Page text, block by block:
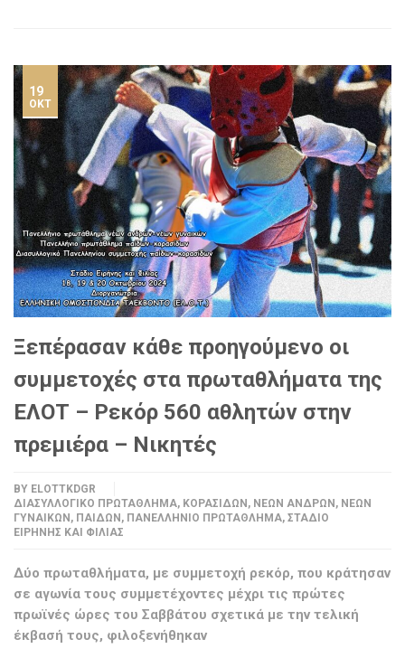
19
ΟΚΤ
Ξεπέρασαν κάθε προηγούμενο οι
συμμετοχές στα πρωταθλήματα της
ΕΛΟΤ – Ρεκόρ 560 αθλητών στην
πρεμιέρα – Νικητές
BY ELOTTKDGR
ΔΙΑΣΥΛΛΟΓΙΚΌ ΠΡΩΤΆΘΛΗΜΑ, ΚΟΡΑΣΊΔΩΝ , ΝΈΩΝ ΑΝΔΡΏΝ , ΝΈΩΝ
ΓΥΝΑΙΚΏΝ , ΠΑΊΔΩΝ , ΠΑΝΕΛΛΉΝΙΟ ΠΡΩΤΆΘΛΗΜΑ, ΣΤΆΔΙΟ
ΕΙΡΉΝΗΣ ΚΑΙ ΦΙΛΊΑΣ
Δύο πρωταθλήματα, με συμμετοχή ρεκόρ, που κράτησαν
σε αγωνία τους συμμετέχοντες μέχρι τις πρώτες
πρωϊνές ώρες του Σαββάτου σχετικά με την τελική
έκβασή τους, φιλοξενήθηκαν